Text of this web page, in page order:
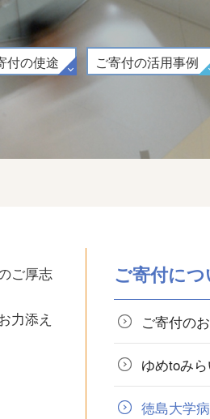
付の使途 ご寄付の活用事例
ご厚志
力添え
ご寄付に
ご寄付の
ゆめtoみ
徳島大学